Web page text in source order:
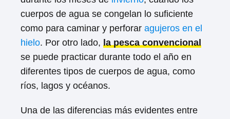
cuerpos de agua se congelan lo suficiente
como para caminar y perforar agujeros en el
hielo. Por otro lado, la pesca convencional
se puede practicar durante todo el año en
diferentes tipos de cuerpos de agua, como
ríos, lagos y océanos.
Una de las diferencias más evidentes entre